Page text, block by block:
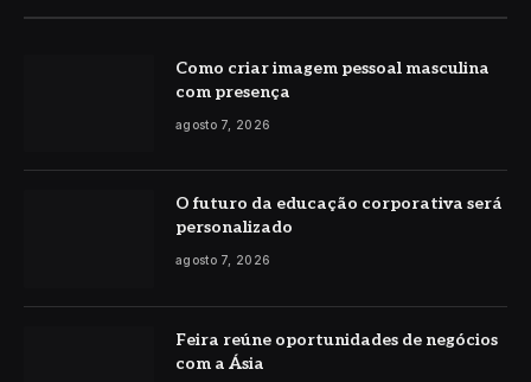
Como criar imagem pessoal masculina
com presença
agosto 7, 2026
O futuro da educação corporativa será
personalizado
agosto 7, 2026
Feira reúne oportunidades de negócios
com a Ásia